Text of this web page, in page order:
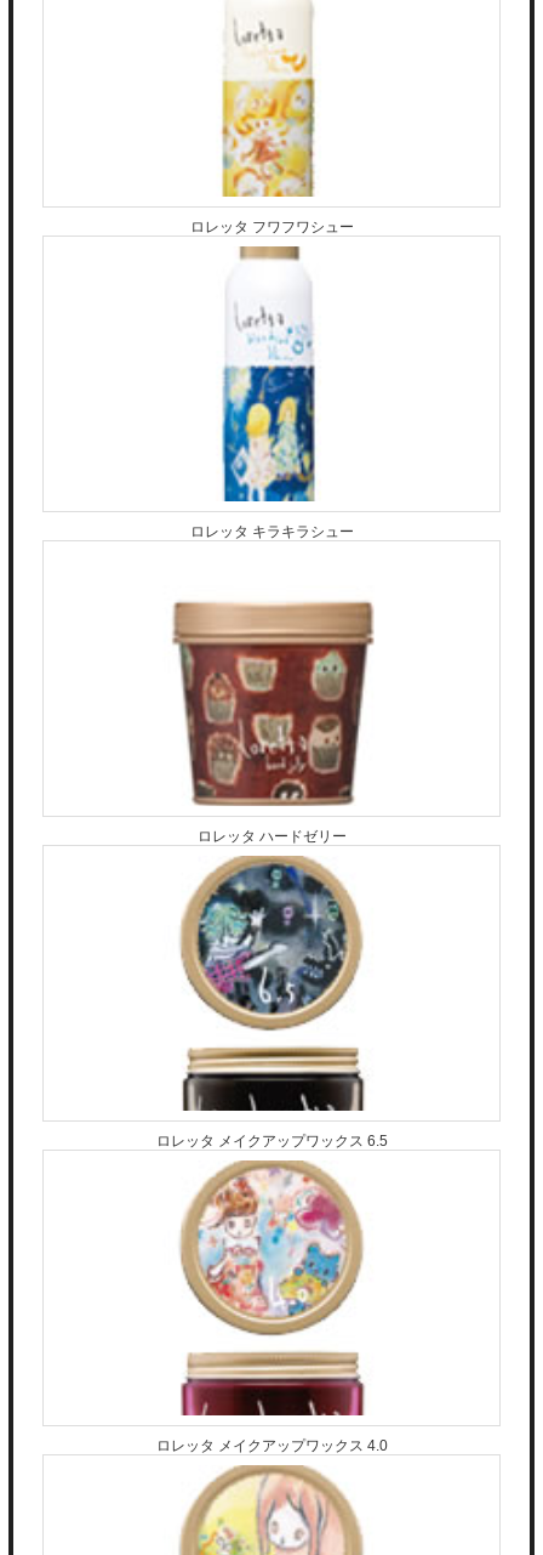
ロレッタ フワフワシュー
ロレッタ キラキラシュー
ロレッタ ハードゼリー
ロレッタ メイクアップワックス 6.5
ロレッタ メイクアップワックス 4.0